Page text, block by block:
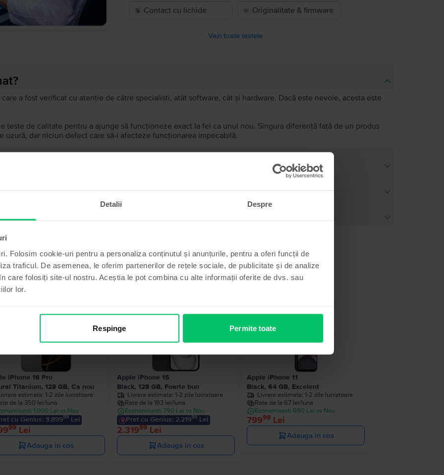
Detalii Despre
Folosim cookie-uri pentru a personaliza conținutul și anunțurile, pentru a oferi funcții de
traficul. De asemenea, le oferim partenerilor de rețele sociale, de publicitate și de analize
care folosiți site-ul nostru. Aceștia le pot combina cu alte informații oferite de dvs. sau
lor.
Respinge Permite toate
Contact cu lichide
Originalitate & firmware
Vezi toate testele
a fost verificat cu atenție de către specialiști, atât software, cât și hardware. Dacă este nevoie, acesta este
teste de calitate pentru a ajunge să funcționeze exact la fel ca unul nou. Singura diferență față de un produs
uzură, dar niciun defect care să-i afecteze funcționarea impecabilă.
Produse similare căutării tale
Stoc limitat
iPhone 16 Pro
Titanium, 128 GB, Ca nou
estimata: 1-2 zile lucratoare
de la 350 lei/luna
1.000 Lei vs Nou
cu Genius: 3.89999Lei
99Lei
Adauga in cos
Apple iPhone 15
Black, 128 GB, Foarte bun
Livrare estimata: 1-2 zile lucratoare
Rate de la 193 lei/luna
Economisesti 790 Lei vs Nou
Pret cu Genius: 2.21999 Lei
2.31999 Lei
Adauga in cos
Apple iPhone 11
Black, 64 GB, Excelent
Livrare estimata: 1-2 zile lucratoare
Rate de la 67 lei/luna
Economisesti 690 Lei vs Nou
79999 Lei
Adauga in cos